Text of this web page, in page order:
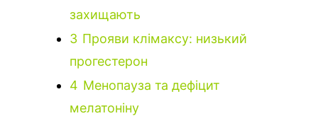
захищають
3 Прояви клімаксу: низький
прогестерон
4 Менопауза та дефіцит
мелатоніну